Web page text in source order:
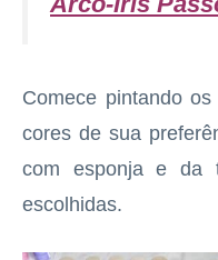
Comece pintando
cores de sua
com esponja e da
escolhidas.